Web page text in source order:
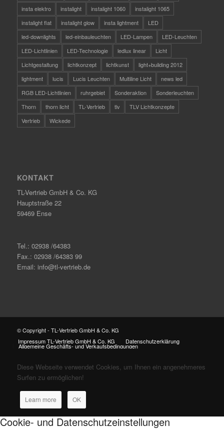
insta elektro
instalight instalight 1060
instalight 1065
instalight flat
instalight glow insta lightment
LED
led-downlights
led-einbauleuchten LED-Lampen
LED-Leuchten
LED-Lichtlinien
LED-Technologie ledlux linear
Licht
Lichtgestaltung
lichtkonzept lichtkunst
light+building 2012
lightment
lucis Lucis Leuchten Multiline Licht
news led
RGB LED-Lichtlinien
ruhrgebiet Sonderaktion
Sonderleuchten
Thorn
thorn licht TL-Vertrieb tlv
TLV Lichtkonzepte
Vertrieb
Wickede
KONTAKT
TL-Vertrieb GmbH & Co. KG
Hauptstraße 22
59469 Ense
Tel.: 02938 /64383
Fax.: 02938 /64383 99
Email: info@tl-vertrieb.de
© Copyright - TL-Vertrieb GmbH & Co. KG
Impressum TL-Vertrieb GmbH & Co. KG
Datenschutzerklärung
Allgemeine Geschäfts- und Verkaufsbedingungen
Diese Webseite verwendet Cookies, um Ihnen ein angenehmeres
Surfen zu ermöglichen!
Learn more OK
Cookie- und Datenschutzeinstellungen